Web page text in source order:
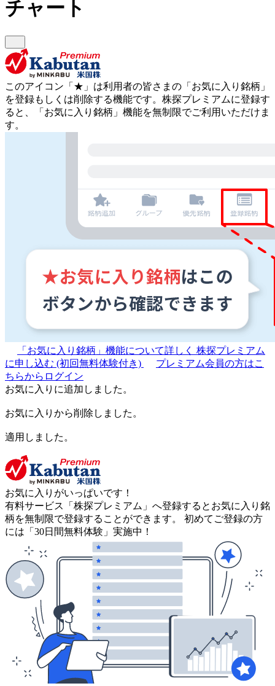
チャート
このアイコン 「★」 は利用者の皆さまの 「お気に入り銘柄」
を登録もしくは削除する機能です。 株探プレミアムに登録す
ると、「お気に入り銘柄」機能を無制限でご利用いただけま
す。
「お気に入り銘柄」機能について詳しく 株探プレミアム
に申し込む (初回無料体験付き)
プレミアム会員の方はこ
ちらからログイン
お気に入りに追加しました。
お気に入りから削除しました。
適用しました。
お気に入りがいっぱいです！
有料サービス「株探プレミアム」へ登録するとお気に入り銘
柄を無制限で登録することができます。 初めてご登録の方
には「30日間無料体験」実施中！